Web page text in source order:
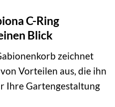
C-Ring
Blick
zeichnet
Vorteilen aus, die ihn
Ihre Gartengestaltung